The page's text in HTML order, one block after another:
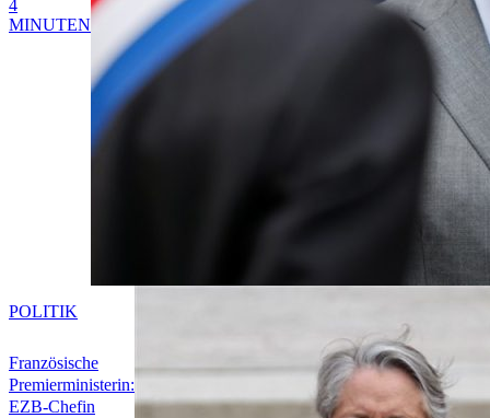
4
MINUTEN
Französische
Premierministerin:
EZB-Chefin
POLITIK